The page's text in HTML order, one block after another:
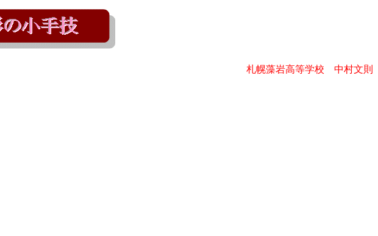
札幌藻岩高等学校 中村文則